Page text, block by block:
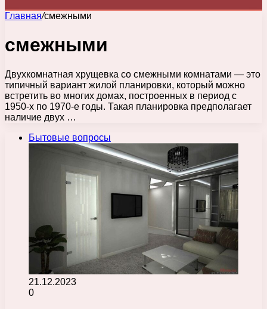
Главная/смежными
смежными
Двухкомнатная хрущевка со смежными комнатами — это
типичный вариант жилой планировки, который можно
встретить во многих домах, построенных в период с
1950-х по 1970-е годы. Такая планировка предполагает
наличие двух …
Бытовые вопросы
21.12.2023
0